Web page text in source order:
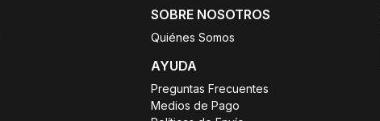
SOBRE NOSOTROS
Quiénes Somos
AYUDA
Preguntas Frecuentes
Medios de Pago